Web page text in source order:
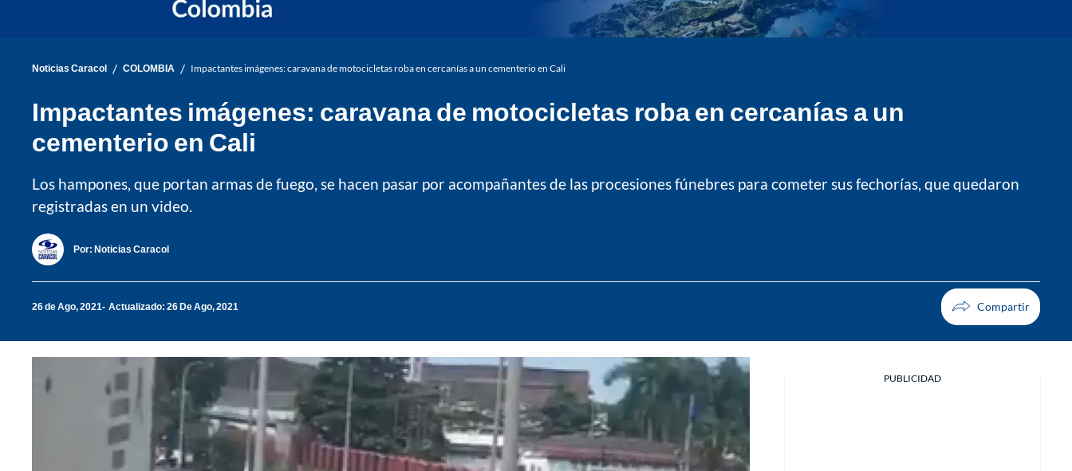
Noticias Caracol / COLOMBIA / Impactantes imágenes: caravana de motocicletas roba en cercanías a un cementerio en Cali
Impactantes imágenes: caravana de motocicletas roba en cercanías a un
cementerio en Cali
Los hampones, que portan armas de fuego, se hacen pasar por acompañantes de las procesiones fúnebres para cometer sus fechorías, que quedaron
registradas en un video.
Por: Noticias Caracol
26 de Ago, 2021 Actualizado: 26 De Ago, 2021
PUBLICIDAD